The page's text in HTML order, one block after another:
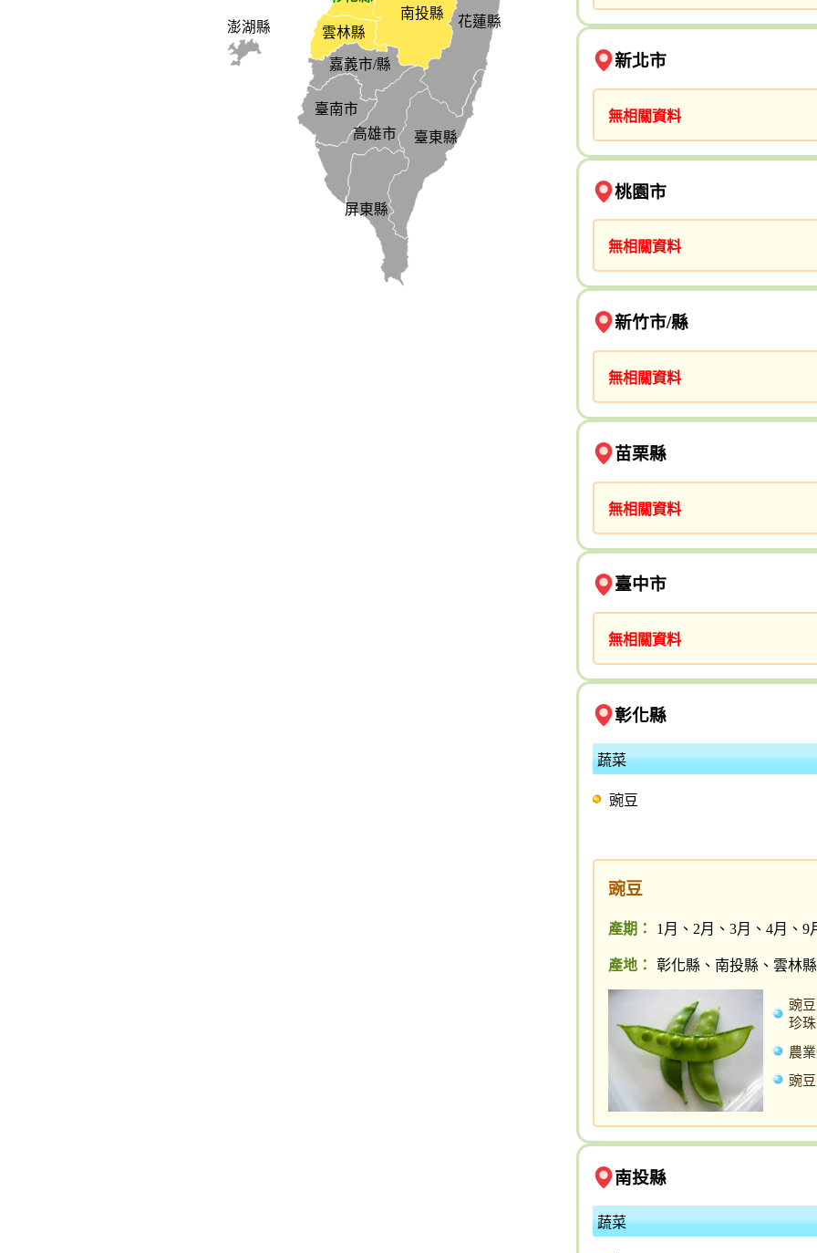
澎湖縣
南投縣
雲林縣
嘉義市/縣
臺南市
高雄市
屏東縣
花蓮縣
臺東縣
新北市
無相關資料
桃園市
無相關資料
新竹市/縣
無相關資料
苗栗縣
無相關資料
臺中市
無相關資料
彰化縣
蔬菜
豌豆
豌豆
產期： 1月、2月、3月、4月、9
產地： 彰化縣、南投縣、雲林縣
豌
珍珠
農
豌
南投縣
蔬菜